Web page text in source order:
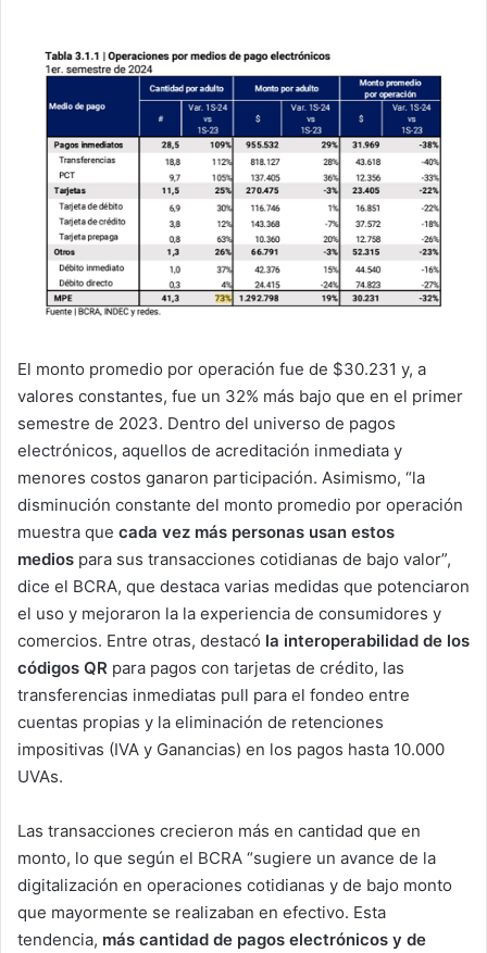
El monto promedio por operación fue de $30.231 y, a
valores constantes, fue un 32% más bajo que en el primer
semestre de 2023. Dentro del universo de pagos
electrónicos, aquellos de acreditación inmediata y
menores costos ganaron participación. Asimismo, “la
disminución constante del monto promedio por operación
muestra que cada vez más personas usan estos
medios para sus transacciones cotidianas de bajo valor”,
dice el BCRA, que destaca varias medidas que potenciaron
el uso y mejoraron la la experiencia de consumidores y
comercios. Entre otras, destacó la interoperabilidad de los
códigos QR para pagos con tarjetas de crédito, las
transferencias inmediatas pull para el fondeo entre
cuentas propias y la eliminación de retenciones
impositivas (IVA y Ganancias) en los pagos hasta 10.000
UVAs.
Las transacciones crecieron más en cantidad que en
monto, lo que según el BCRA “sugiere un avance de la
digitalización en operaciones cotidianas y de bajo monto
que mayormente se realizaban en efectivo. Esta
tendencia, más cantidad de pagos electrónicos y de